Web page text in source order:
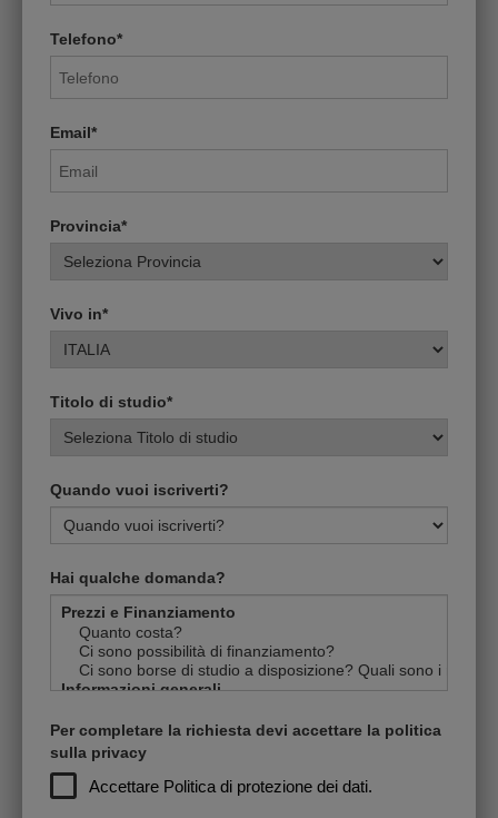
Telefono*
Email*
Provincia*
Vivo in*
Titolo di studio*
Quando vuoi iscriverti?
Hai qualche domanda?
Per completare la richiesta devi accettare la politica
sulla privacy
Accettare Politica di protezione dei dati.